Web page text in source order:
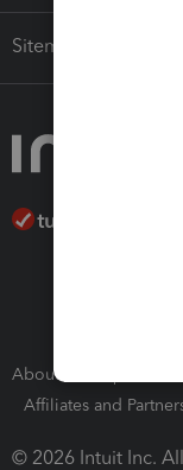
Sitemap
About Intuit
Affiliates and
© 2026 Intuit Inc.